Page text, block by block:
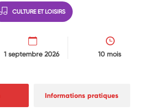
CULTURE ET LOISIRS
1 septembre 2026 10 mois
Informations pratiques